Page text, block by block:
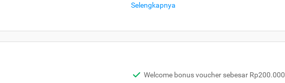
Selengkapnya
Welcome bonus voucher sebesar Rp200.000